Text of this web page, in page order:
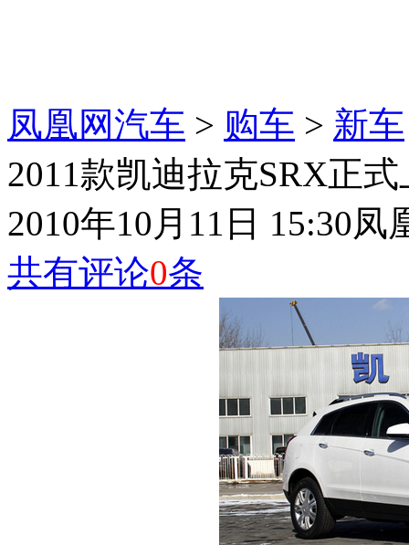
凤凰网汽车 > 购车 > 新车
2011款凯迪拉克SRX正
2010年10月11日 15:30凤
共有评论0条